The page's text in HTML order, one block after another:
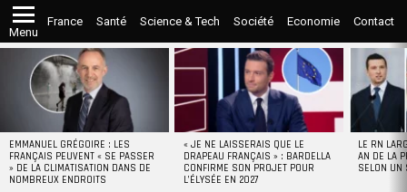
Menu
France Santé Science & Tech Société Economie Contact
STORIES
EMMANUEL GRÉGOIRE : LES
FRANÇAIS PEUVENT « SE PASSER
» DE LA CLIMATISATION DANS DE
NOMBREUX ENDROITS
« JE NE LAISSERAIS QUE LE
DRAPEAU FRANÇAIS » : BARDELLA
CONFIRME SON PROJET POUR
L’ÉLYSÉE EN 2027
LE RN
AN DE LA
SELON UN